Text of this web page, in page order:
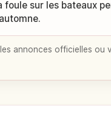
foule sur les bateaux
annonces officielles ou